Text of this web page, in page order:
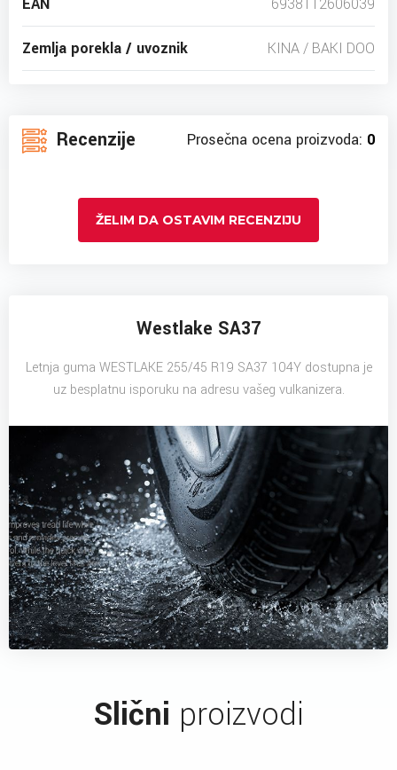
Zemlja porekla / uvoznik KINA / BAKI DOO
Recenzije Prosečna ocena proizvoda: 0
ŽELIM DA OSTAVIM RECENZIJU
Westlake SA37
Letnja guma WESTLAKE 255/45 R19 SA37 104Y dostupna je
uz besplatnu isporuku na adresu vašeg vulkanizera.
Slični proizvodi